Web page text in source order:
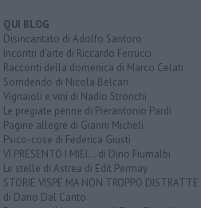
QUI BLOG
Disincantato di Adolfo Santoro
Incontri d'arte di Riccardo Ferrucci
Racconti della domenica di Marco Celati
Sorridendo di Nicola Belcari
Vignaioli e vini di Nadio Stronchi
Le pregiate penne di Pierantonio Pardi
Pagine allegre di Gianni Micheli
Psico-cose di Federica Giusti
VI PRESENTO I MIEI... di Dino Fiumalbi
Le stelle di Astrea di Edit Permay
STORIE VISPE MA NON TROPPO DISTRATTE
di Dario Dal Canto